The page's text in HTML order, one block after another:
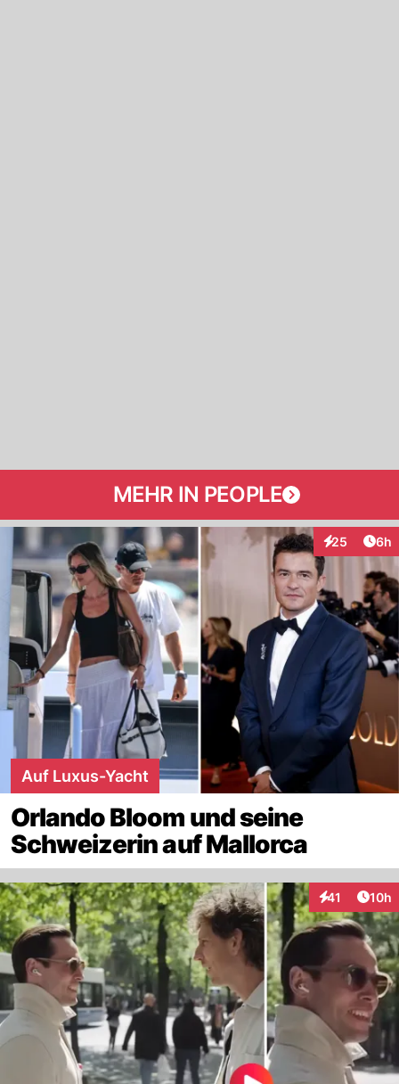
MEHR IN PEOPLE
25
Interaktionen
6h
Auf Luxus-Yacht
Orlando Bloom und seine
Schweizerin auf Mallorca
41
Interaktionen
10h